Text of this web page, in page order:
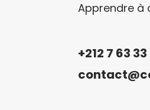
Apprendre à
+212 7 63 33